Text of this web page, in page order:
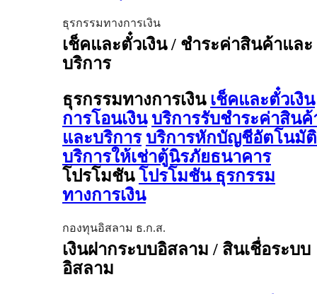
ธุรกรรมทางการเงิน
เช็คและตั๋วเงิน / ชำระค่าสินค้าและ
บริการ
ธุรกรรมทางการเงิน เช็คและตั๋วเงิน
การโอนเงิน บริการรับชำระค่าสินค้
และบริการ บริการหักบัญชีอัตโนมัติ
บริการให้เช่าตู้นิรภัยธนาคาร
โปรโมชัน โปรโมชัน ธุรกรรม
ทางการเงิน
กองทุนอิสลาม ธ.ก.ส.
เงินฝากระบบอิสลาม / สินเชื่อระบบ
อิสลาม